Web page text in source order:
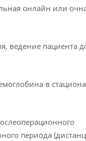
онлайн или
ведение пациента
в
периода